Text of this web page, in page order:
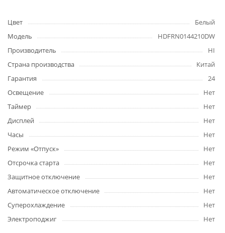
Цвет
Белый
Модель
HDFRN0144210DW
Производитель
HI
Страна производства
Китай
Гарантия
24
Освещение
Нет
Таймер
Нет
Дисплей
Нет
Часы
Нет
Режим «Отпуск»
Нет
Отсрочка старта
Нет
Защитное отключение
Нет
Автоматическое отключение
Нет
Суперохлаждение
Нет
Электроподжиг
Нет